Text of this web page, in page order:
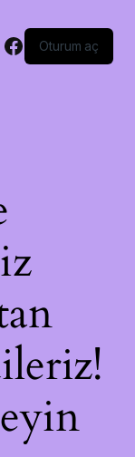
Facebook
Oturum aç